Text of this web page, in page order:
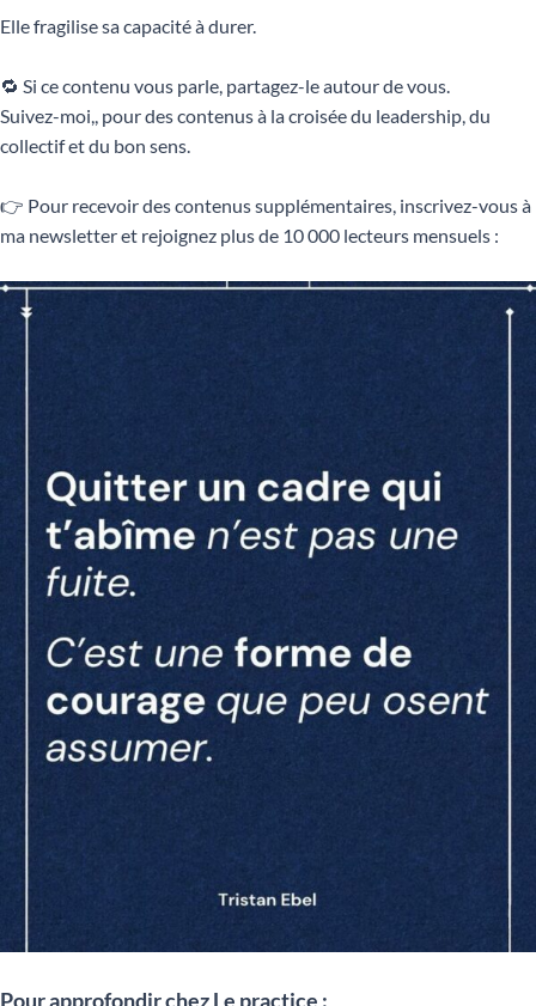
Elle fragilise sa capacité à durer.
🔁 Si ce contenu vous parle, partagez-le autour de vous.
Suivez-moi,, pour des contenus à la croisée du leadership, du
collectif et du bon sens.
👉 Pour recevoir des contenus supplémentaires, inscrivez-vous à
ma newsletter et rejoignez plus de 10 000 lecteurs mensuels :
Pour approfondir chez Le practice :